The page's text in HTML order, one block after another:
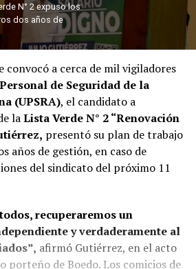
N° 2 expuso los
dos años de
convocó a cerca de mil vigiladores
de Seguridad de la
(UPSRA), el candidato a
laLista Verde N° 2 “Renovación
presentó su plan de trabajo
años de gestión, en caso de
del sindicato del próximo 11
recuperaremos un
y verdaderamente al
afirmó Gutiérrez, en el acto
porteño de Boedo. Los comicios de